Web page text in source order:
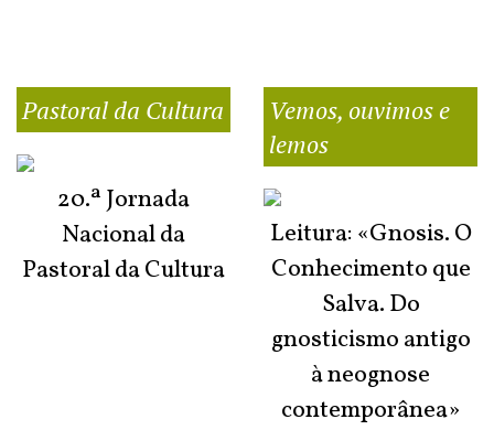
Pastoral da Cultura
20.ª Jornada
Nacional da
Pastoral da Cultura
Vemos, ouvimos e
lemos
Leitura: «Gnosis. O
Conhecimento que
Salva. Do
gnosticismo antigo
à neognose
contemporânea»